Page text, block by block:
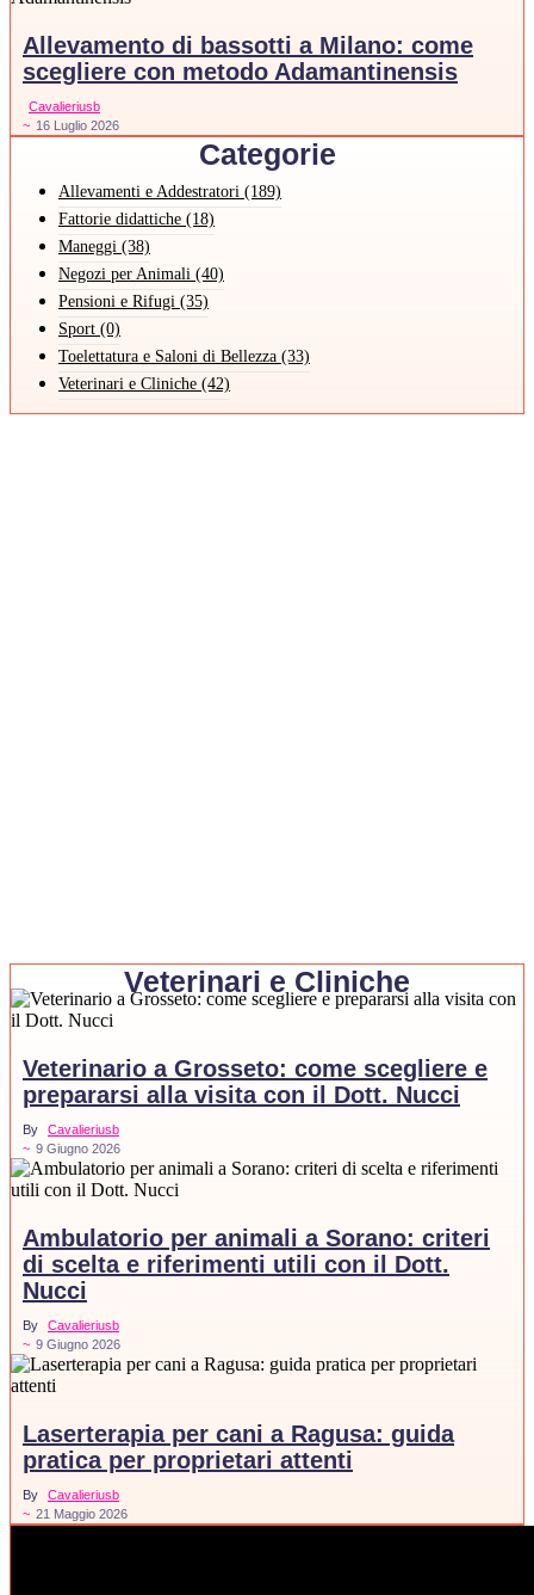
Allevamento di bassotti a Milano: come
scegliere con metodo Adamantinensis
Cavalieriusb
~ 16 Luglio 2026
Categorie
Allevamenti e Addestratori (189)
Fattorie didattiche (18)
Maneggi (38)
Negozi per Animali (40)
Pensioni e Rifugi (35)
Sport (0)
Toelettatura e Saloni di Bellezza (33)
Veterinari e Cliniche (42)
Veterinari e Cliniche
Veterinario a Grosseto: come scegliere e
prepararsi alla visita con il Dott. Nucci
By
Cavalieriusb
~ 9 Giugno 2026
Ambulatorio per animali a Sorano: criteri
di scelta e riferimenti utili con il Dott.
Nucci
By
Cavalieriusb
~ 9 Giugno 2026
Laserterapia per cani a Ragusa: guida
pratica per proprietari attenti
By
Cavalieriusb
~ 21 Maggio 2026